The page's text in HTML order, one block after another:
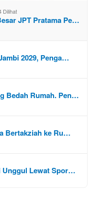
Dilihat
JPT Pratama Pe…
2029, Penga…
Bedah Rumah. Pen…
Bertakziah ke Ru…
Unggul Lewat Spor…